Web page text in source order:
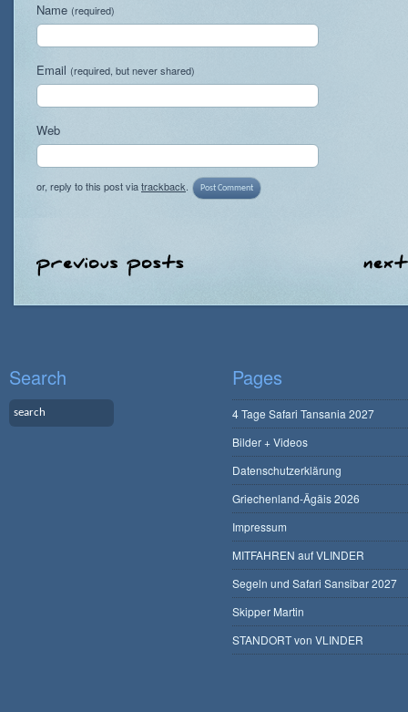
Name (required)
Email (required, but never shared)
Web
or, reply to this post viatrackback
Search Pages
4 Tage Safari Tansania 2027
Bilder + Videos
Datenschutzerklärung
Griechenland-Ägäis 2026
Impressum
MITFAHREN auf VLINDER
Segeln und Safari Sansibar 2027
Skipper Martin
STANDORT von VLINDER